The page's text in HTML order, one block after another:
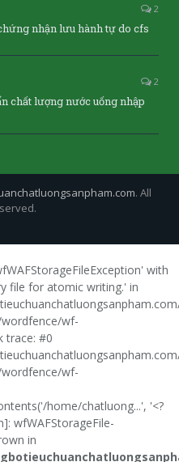
2
nhận lưu hành tự do cfs
2
chất lượng nước uống nhập
. All
with
file for atomic writing.' in
wf-
trace: #0
wf-
home/chatluong...', '<?
wfWAFStorageFile-
in